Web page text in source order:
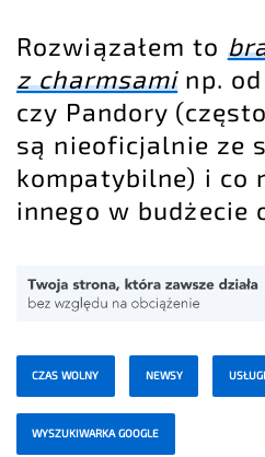
Rozwiązałem to
z charmsaminp. od
czy Pandory
są nieoficjalnie ze
kompatybilne) i co
innego w budżecie
CZAS WOLNY NEWSY
WYSZUKIWARKA GOOGLE